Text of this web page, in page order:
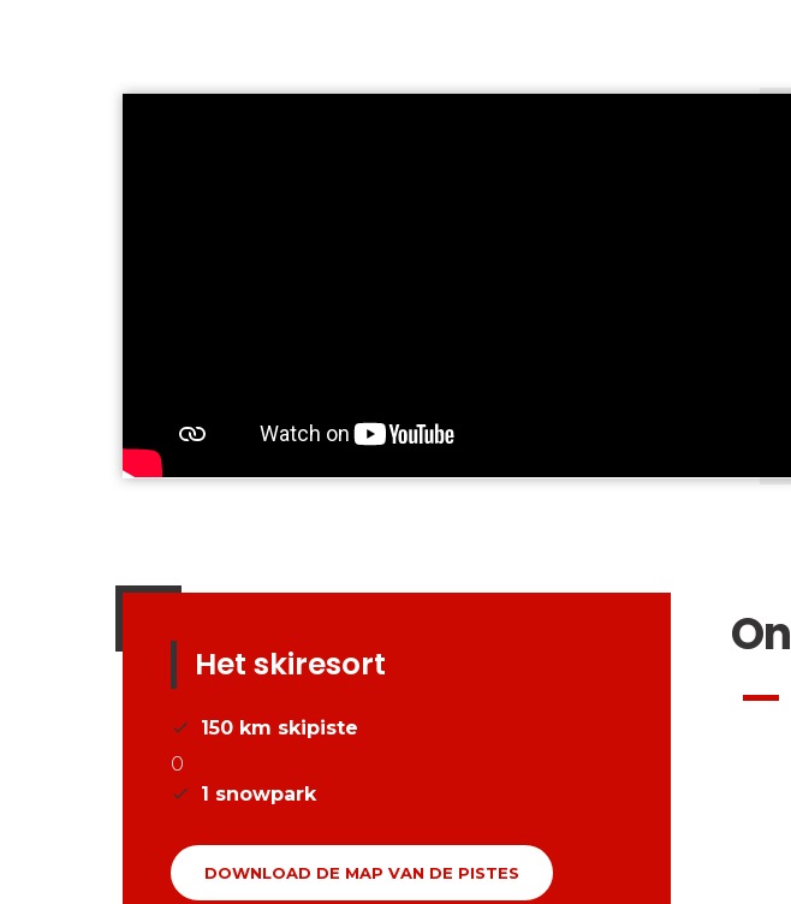
Het skiresort
150 km skipiste
0
1 snowpark
DOWNLOAD DE MAP VAN DE PISTES